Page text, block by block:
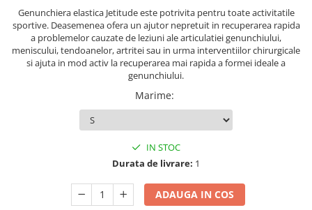
Genunchiera elastica Jetitude este potrivita pentru toate activitatile
sportive. Deasemenea ofera un ajutor nepretuit in recuperarea rapida
a problemelor cauzate de leziuni ale articulatiei genunchiului,
meniscului, tendoanelor, artritei sau in urma interventiilor chirurgicale
si ajuta in mod activ la recuperarea mai rapida a formei ideale a
genunchiului.
Marime:
IN STOC
Durata de livrare: 1
ADAUGA IN COS